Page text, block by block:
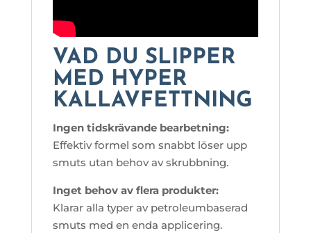
VAD DU SLIPPER
MED HYPER
KALLAVFETTNING
Ingen tidskrävande bearbetning:
Effektiv formel som snabbt löser upp
smuts utan behov av skrubbning.
Inget behov av flera produkter:
Klarar alla typer av petroleumbaserad
smuts med en enda applicering.